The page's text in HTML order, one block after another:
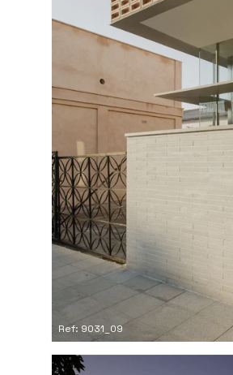
Ref: 9031_09